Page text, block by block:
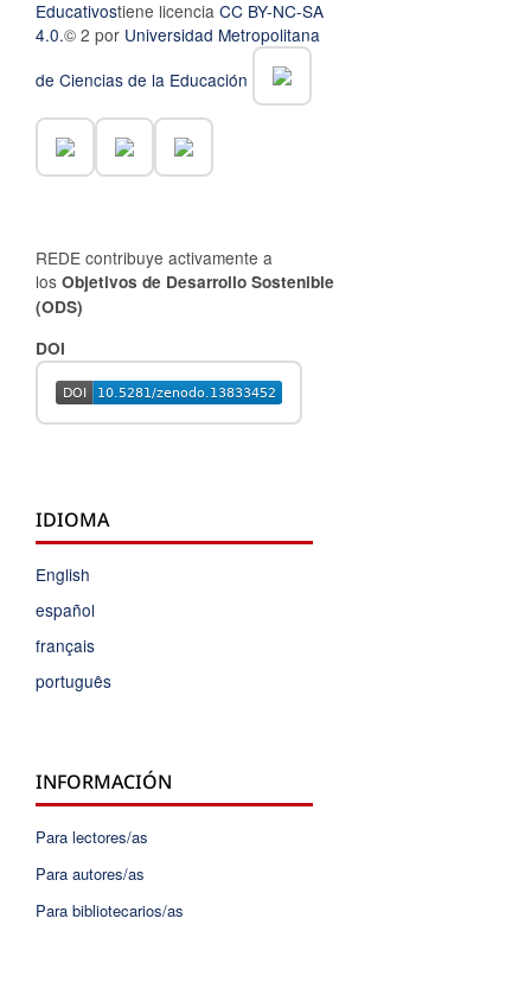
Educativostiene licencia CC BY-NC-SA
4.0.© 2 por Universidad Metropolitana
de Ciencias de la Educación
REDE contribuye activamente a
los Objetivos de Desarrollo Sostenible
(ODS)
DOI
IDIOMA
English
español
français
português
INFORMACIÓN
Para lectores/as
Para autores/as
Para bibliotecarios/as